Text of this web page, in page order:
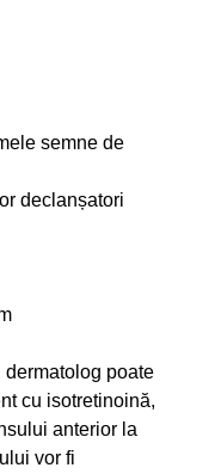
semne de
declanșatori
dermatolog poate
cu isotretinoină,
anterior la
vor fi